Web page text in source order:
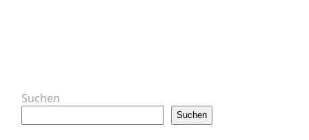
Suchen
Suchen